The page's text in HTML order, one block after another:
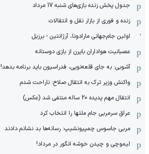
جدول پخش زنده بازی‌های شنبه 17 مرداد
زنده و فوری از بازار نقل و انتقالات
اولین جام‌جهانی مارادونا، آرژانتین - برزیل
عصبانیت هواداران بایرن از بازی دوستانه
آشوبی: به جای قلعه‌نویی، فدراسیون باید برنامه بدهد!
واکنش وزیر ترک به انتقال صلاح: ناراحت شدم
انتقال مهم پدیده 20 ساله منتفی شد (عکس)
عراق سرمربی جام ملتها را انتخاب کرد
مربی جاسوس چمپیونشیپ: رسانه‌ها بد نشانم دادند
لیموچی و چیدن خوشه انگور در مرداد!